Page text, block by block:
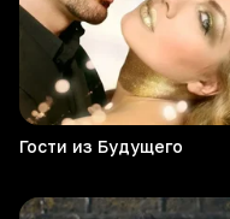
Гости из Будущего